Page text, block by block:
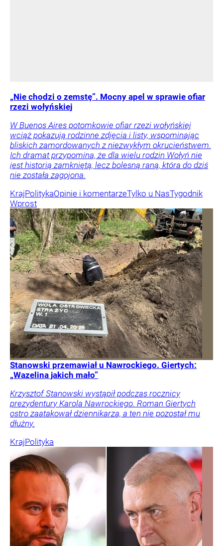
„Nie chodzi o zemstę”. Mocny apel w sprawie ofiar
rzezi wołyńskiej
W Buenos Aires potomkowie ofiar rzezi wołyńskiej
wciąż pokazują rodzinne zdjęcia i listy, wspominając
bliskich zamordowanych z niezwykłym okrucieństwem.
Ich dramat przypomina, że dla wielu rodzin Wołyń nie
jest historią zamkniętą, lecz bolesną raną, która do dziś
nie została zagojona.
KrajPolitykaOpinie i komentarzeTylko u NasTygodnik
Wprost
Stanowski przemawiał u Nawrockiego. Giertych:
„Wazelina jakich mało”
Krzysztof Stanowski wystąpił podczas rocznicy
prezydentury Karola Nawrockiego. Roman Giertych
ostro zaatakował dziennikarza, a ten nie pozostał mu
dłużny.
KrajPolityka